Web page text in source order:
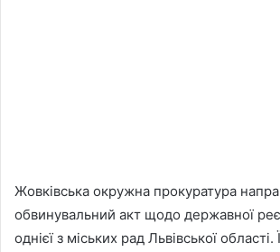
Жовківська окружна прокуратура
обвинувальний акт щодо державної
однієї з міських рад Львівської